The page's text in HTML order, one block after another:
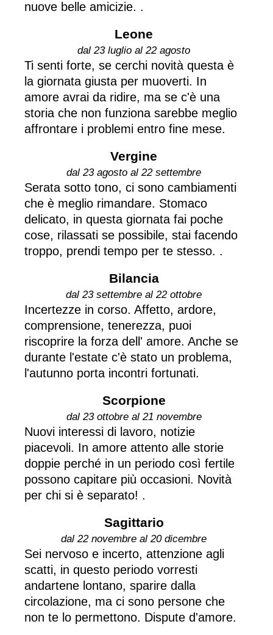
nuove belle amicizie. .
Leone
dal 23 luglio al 22 agosto
Ti senti forte, se cerchi novità questa è
la giornata giusta per muoverti. In
amore avrai da ridire, ma se c'è una
storia che non funziona sarebbe meglio
affrontare i problemi entro fine mese.
Vergine
dal 23 agosto al 22 settembre
Serata sotto tono, ci sono cambiamenti
che è meglio rimandare. Stomaco
delicato, in questa giornata fai poche
cose, rilassati se possibile, stai facendo
troppo, prendi tempo per te stesso. .
Bilancia
dal 23 settembre al 22 ottobre
Incertezze in corso. Affetto, ardore,
comprensione, tenerezza, puoi
riscoprire la forza dell' amore. Anche se
durante l'estate c'è stato un problema,
l'autunno porta incontri fortunati.
Scorpione
dal 23 ottobre al 21 novembre
Nuovi interessi di lavoro, notizie
piacevoli. In amore attento alle storie
doppie perché in un periodo così fertile
possono capitare più occasioni. Novità
per chi si è separato! .
Sagittario
dal 22 novembre al 20 dicembre
Sei nervoso e incerto, attenzione agli
scatti, in questo periodo vorresti
andartene lontano, sparire dalla
circolazione, ma ci sono persone che
non te lo permettono. Dispute d'amore.